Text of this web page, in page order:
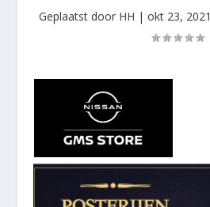
Geplaatst door HH | okt 23, 2021